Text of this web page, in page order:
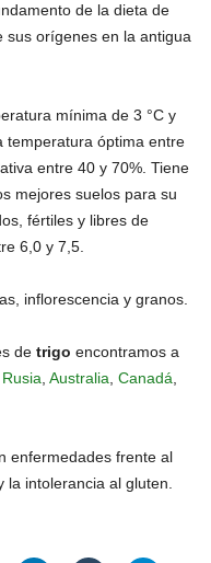
de la dieta de
sus orígenes en la antigua
mínima de 3 °C y
temperatura óptima entre
entre 40 y 70%. Tiene
mejores suelos para su
fértiles y libres de
6,0 y 7,5.
inflorescencia y granos.
de trigo encontramos a
Rusia, Australia, Canadá,
enfermedades frente al
la intolerancia al gluten.